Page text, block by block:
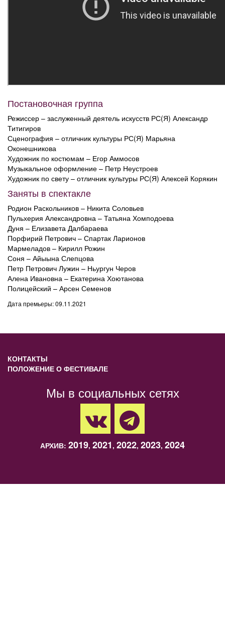
Постановочная группа
Режиссер – заслуженный деятель искусств РС(Я) Александр
Титигиров
Сценография – отличник культуры РС(Я) Марьяна
Оконешникова
Художник по костюмам – Егор Аммосов
Музыкальное оформление – Петр Неустроев
Художник по свету – отличник культуры РС(Я) Алексей Корякин
Заняты в спектакле
Родион Раскольников – Никита Соловьев
Пульхерия Александровна – Татьяна Хомподоева
Дуня – Елизавета Далбараева
Порфирий Петрович – Спартак Ларионов
Мармеладов – Кирилл Рожин
Соня – Айыына Слепцова
Петр Петрович Лужин – Ньургун Черов
Алена Ивановна – Екатерина Хоютанова
Полицейский – Арсен Семенов
Дата премьеры: 09.11.2021
КОНТАКТЫ
ПОЛОЖЕНИЕ О ФЕСТИВАЛЕ
Мы в социальных сетях
АРХИВ: 2019, 2021, 2022, 2023, 2024